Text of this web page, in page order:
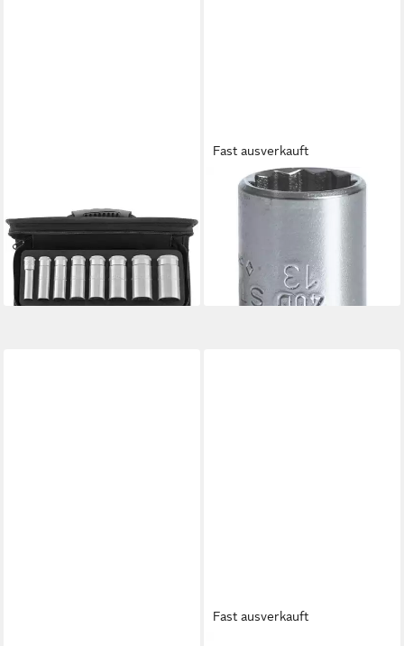
Steckschlüssel Satz
Steckschlüsseleinsätze Nr.
51/8 96030212
189,99 €
lieferbar - in 2-3 Werktagen bei dir
Fast ausverkauft
STAHLWILLE
Bit- und Steckschlüsselset
Steckschlüsseleinsätze Nr.
ab 15,77 €
lieferbar - in 2-3 Werktagen bei dir
Fast ausverkauft